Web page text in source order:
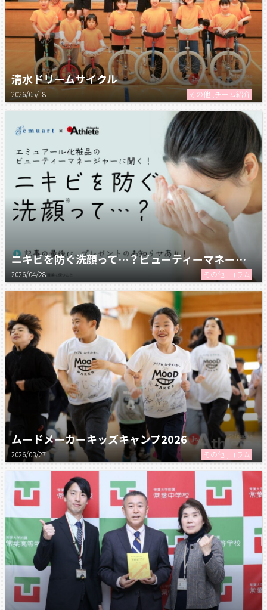
清水ドリームサイクル
2026/05/18 その他 ,チーム紹介
ニキビを防ぐ洗顔って…？ビューティーマネージャーに聞く！
2026/04/28 その他 ,コラム
ムードメーカーキッズキャンプ2026
2026/03/27 その他 ,コラム